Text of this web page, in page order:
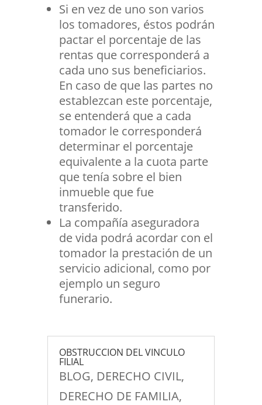
Si en vez de uno son varios
los tomadores, éstos podrán
pactar el porcentaje de las
rentas que corresponderá a
cada uno sus beneficiarios.
En caso de que las partes no
establezcan este porcentaje,
se entenderá que a cada
tomador le corresponderá
determinar el porcentaje
equivalente a la cuota parte
que tenía sobre el bien
inmueble que fue
transferido.
La compañía aseguradora
de vida podrá acordar con el
tomador la prestación de un
servicio adicional, como por
ejemplo un seguro
funerario.
OBSTRUCCION DEL VINCULO
FILIAL
BLOG, DERECHO CIVIL,
DERECHO DE FAMILIA,